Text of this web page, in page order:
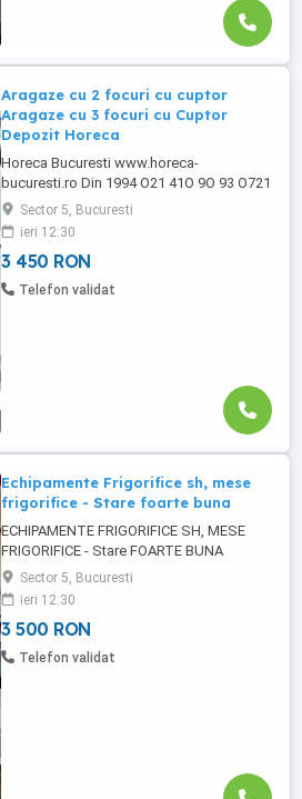
Aragaze cu 2 focuri cu cuptor
Aragaze cu 3 focuri cu Cuptor
Depozit Horeca
Horeca Bucuresti www.horeca-
bucuresti.ro Din 1994 O21 41O 9O 93 O721
922 9O2 * Oferta Specială Horeca
București Aragaze cu Cuptor Martie 2024
Contact Vânzări - Ofertare Fix : : Zero722
932 932 : -Contact Fabricatie 1*
SHOWROOM - Horeca Bucuresti Bdl. Eroii
Sector 5, Bucuresti
ieri 12:30
3 450 RON
Telefon validat
Echipamente Frigorifice sh, mese
frigorifice - Stare foarte buna
ECHIPAMENTE FRIGORIFICE SH, MESE
FRIGORIFICE - Stare FOARTE BUNA
HORECA BUCURESTI Din 1994
ECHIPAMENTE FRIGORIFICE SH, MESE
FRIGORIFICE - Stare FOARTE BUNA -
PRETURI REDUSE CU 10% OFERIM
GARANTIE * MASA RECE cu 3 usi, dimens.
Sector 5, Bucuresti
ieri 12:30
3 500 RON
Telefon validat